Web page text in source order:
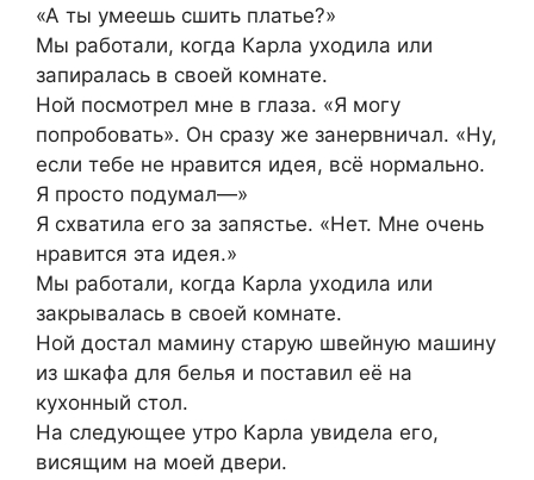
«А ты умеешь сшить платье?»
Мы работали, когда Карла уходила или
запиралась в своей комнате.
Ной посмотрел мне в глаза. «Я могу
попробовать». Он сразу же занервничал. «Ну,
если тебе не нравится идея, всё нормально.
Я просто подумал—»
Я схватила его за запястье. «Нет. Мне очень
нравится эта идея.»
Мы работали, когда Карла уходила или
закрывалась в своей комнате.
Ной достал мамину старую швейную машину
из шкафа для белья и поставил её на
кухонный стол.
На следующее утро Карла увидела его,
висящим на моей двери.